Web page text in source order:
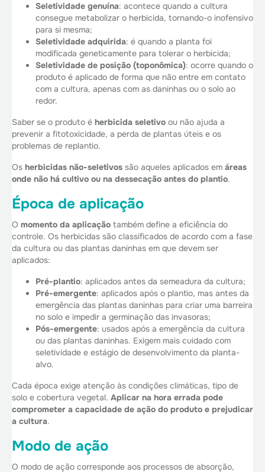
Seletividade genuína: acontece quando a cultura
consegue metabolizar o herbicida, tornando-o inofensivo
para si mesma;
Seletividade adquirida: é quando a planta foi
modificada geneticamente para tolerar o herbicida;
Seletividade de posição (toponômica): ocorre quando o
produto é aplicado de forma que não entre em contato
com a cultura, apenas com as daninhas ou o solo ao
redor.
Saber se o produto é herbicida seletivo ou não ajuda a
prevenir a fitotoxicidade, a perda de plantas úteis e os
problemas de replantio.
Os herbicidas não-seletivos são aqueles aplicados em áreas
onde não há cultivo ou na dessecação antes do plantio.
Época de aplicação
O momento da aplicação também define a eficiência do
controle. Os herbicidas são classificados de acordo com a fase
da cultura ou das plantas daninhas em que devem ser
aplicados:
Pré-plantio: aplicados antes da semeadura da cultura;
Pré-emergente: aplicados após o plantio, mas antes da
emergência das plantas daninhas para criar uma barreira
no solo e impedir a germinação das invasoras;
Pós-emergente: usados após a emergência da cultura
ou das plantas daninhas. Exigem mais cuidado com
seletividade e estágio de desenvolvimento da planta-
alvo.
Cada época exige atenção às condições climáticas, tipo de
solo e cobertura vegetal. Aplicar na hora errada pode
comprometer a capacidade de ação do produto e prejudicar
a cultura.
Modo de ação
O modo de ação corresponde aos processos de absorção,